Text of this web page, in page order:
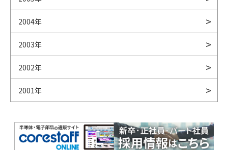
2004年
2003年
2002年
2001年